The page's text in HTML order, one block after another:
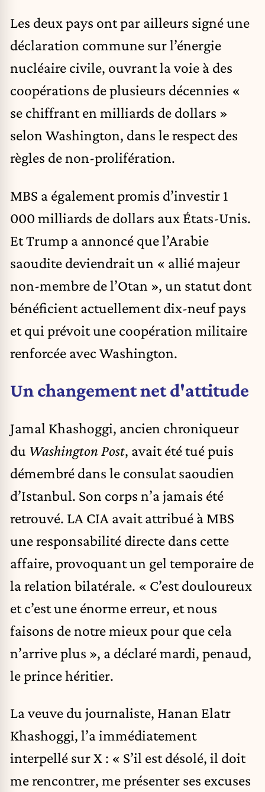
Les deux pays ont par ailleurs signé une
déclaration commune sur l’énergie
nucléaire civile, ouvrant la voie à des
coopérations de plusieurs décennies «
se chiffrant en milliards de dollars »
selon Washington, dans le respect des
règles de non-prolifération.
MBS a également promis d’investir 1
000 milliards de dollars aux États-Unis.
Et Trump a annoncé que l’Arabie
saoudite deviendrait un « allié majeur
non-membre de l’Otan », un statut dont
bénéficient actuellement dix-neuf pays
et qui prévoit une coopération militaire
renforcée avec Washington.
Un changement net d'attitude
Jamal Khashoggi, ancien chroniqueur
du Washington Post, avait été tué puis
démembré dans le consulat saoudien
d’Istanbul. Son corps n’a jamais été
retrouvé. LA CIA avait attribué à MBS
une responsabilité directe dans cette
affaire, provoquant un gel temporaire de
la relation bilatérale. « C’est douloureux
et c’est une énorme erreur, et nous
faisons de notre mieux pour que cela
n’arrive plus », a déclaré mardi, penaud,
le prince héritier.
La veuve du journaliste, Hanan Elatr
Khashoggi, l’a immédiatement
interpellé sur X : « S’il est désolé, il doit
me rencontrer, me présenter ses excuses